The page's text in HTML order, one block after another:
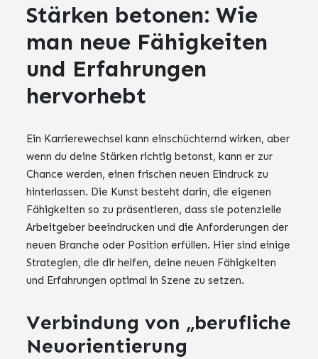
Stärken betonen: Wie
man neue Fähigkeiten
und Erfahrungen
hervorhebt
Ein Karrierewechsel kann einschüchternd wirken, aber
wenn du deine Stärken richtig betonst, kann er zur
Chance werden, einen frischen neuen Eindruck zu
hinterlassen. Die Kunst besteht darin, die eigenen
Fähigkeiten so zu präsentieren, dass sie potenzielle
Arbeitgeber beeindrucken und die Anforderungen der
neuen Branche oder Position erfüllen. Hier sind einige
Strategien, die dir helfen, deine neuen Fähigkeiten
und Erfahrungen optimal in Szene zu setzen.
Verbindung von „berufliche
Neuorientierung